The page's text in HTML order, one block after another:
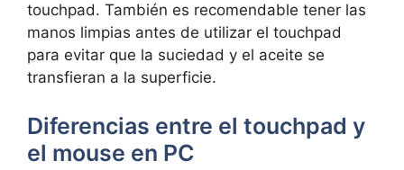
touchpad. ‍También es ‍recomendable tener las
manos limpias antes ⁤de utilizar ⁤el touchpad
para evitar que⁢ la suciedad y el aceite se
⁢transfieran a la superficie.
Diferencias entre el⁣ touchpad y
el mouse en PC